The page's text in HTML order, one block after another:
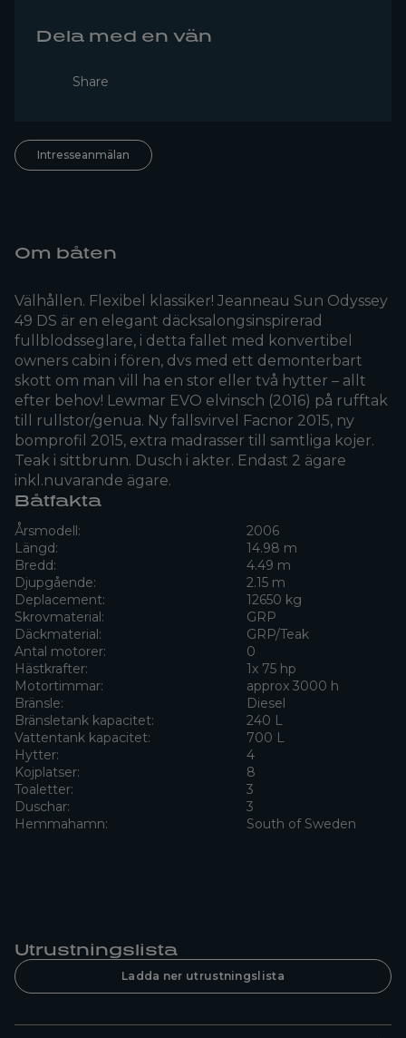
Dela med en vän
Share
Intresseanmälan
Om båten
Välhållen. Flexibel klassiker! Jeanneau Sun Odyssey
49 DS är en elegant däcksalongsinspirerad
fullblodsseglare, i detta fallet med konvertibel
owners cabin i fören, dvs med ett demonterbart
skott om man vill ha en stor eller två hytter – allt
efter behov! Lewmar EVO elvinsch (2016) på rufftak
till rullstor/genua. Ny fallsvirvel Facnor 2015, ny
bomprofil 2015, extra madrasser till samtliga kojer.
Teak i sittbrunn. Dusch i akter. Endast 2 ägare
inkl.nuvarande ägare.
Båtfakta
Årsmodell:
2006
Längd:
14.98 m
Bredd:
4.49 m
Djupgående:
2.15 m
Deplacement:
12650 kg
Skrovmaterial:
GRP
Däckmaterial:
GRP/Teak
Antal motorer:
0
Hästkrafter:
1x 75 hp
Motortimmar:
approx 3000 h
Bränsle:
Diesel
Bränsletank kapacitet:
240 L
Vattentank kapacitet:
700 L
Hytter:
4
Kojplatser:
8
Toaletter:
3
Duschar:
3
Hemmahamn:
South of Sweden
Utrustningslista
Ladda ner utrustningslista